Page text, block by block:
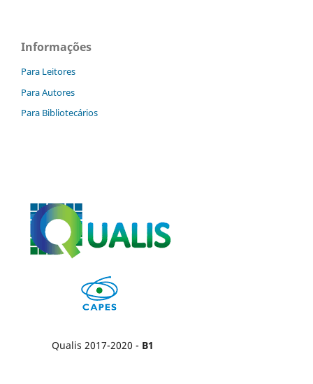
Informações
Para Leitores
Para Autores
Para Bibliotecários
Qualis 2017-2020 - B1